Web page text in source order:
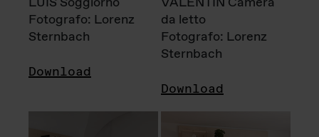
Fotografo: Lorenz
Sternbach
Download
da letto
Fotografo: Lorenz
Sternbach
Download